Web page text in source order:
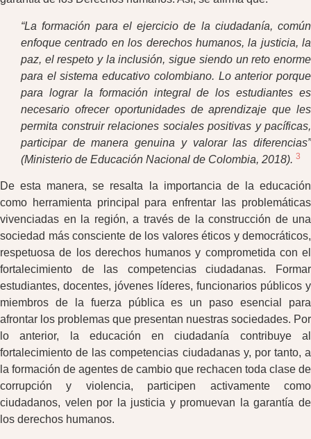
“La formación para el ejercicio de la ciudadanía, común
enfoque centrado en los derechos humanos, la justicia, la
paz, el respeto y la inclusión, sigue siendo un reto enorme
para el sistema educativo colombiano. Lo anterior porque
para lograr la formación integral de los estudiantes es
necesario ofrecer oportunidades de aprendizaje que les
permita construir relaciones sociales positivas y pacíficas,
participar de manera genuina y valorar las diferencias”
(Ministerio de Educación Nacional de Colombia, 2018). 3
De esta manera, se resalta la importancia de la educación
como herramienta principal para enfrentar las problemáticas
vivenciadas en la región, a través de la construcción de una
sociedad más consciente de los valores éticos y democráticos,
respetuosa de los derechos humanos y comprometida con el
fortalecimiento de las competencias ciudadanas. Formar
estudiantes, docentes, jóvenes líderes, funcionarios públicos y
miembros de la fuerza pública es un paso esencial para
afrontar los problemas que presentan nuestras sociedades. Por
lo anterior, la educación en ciudadanía contribuye al
fortalecimiento de las competencias ciudadanas y, por tanto, a
la formación de agentes de cambio que rechacen toda clase de
corrupción y violencia, participen activamente como
ciudadanos, velen por la justicia y promuevan la garantía de
los derechos humanos.